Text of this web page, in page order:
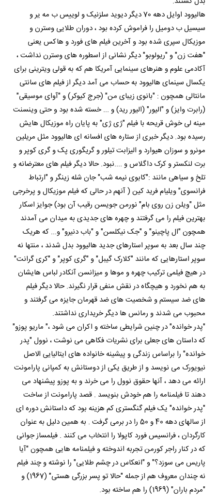
هالیوود اوایل دهه 70 دیگر دیوید سلزنیک و لوییس ب مه یر و
سیسیل ب دومیل را فراموش کرده بود ، دوران طلایی وسترن و
موزیکال سپری شده بود و آخرین فیلم های فورد و هاکس یعنی
"هفت زن" و "ریولوبو" دیگر نشانی از اسطوره های وسترن نداشت ،
آکادمی علوم و هنرهای سینمایی آمریکا هم که به قولی ویترینی برای
یکسال سینمای هالیوود به حساب می آمد دیگر از فیلم های سانتی
مانتالی همچون : "بانوی زیبای من" (جرج کیوکر) و "آوای موسیقی"
(رابرت وایز) و "الیور" (الیور رید) و ... خسته شده بود و حتی وینسنت
مینه لی خوش قریحه با فیلم "ژی ژی" به پایان راه موزیکال هایش
رسیده بود. دیگر خبری از ستاره های افسانه ای هالیوود مثل مریلین
مونرو و سوزان هیوارد و الیزابت تیلور و گریگوری پک و گری کوپر و
برت لنکستر و کرک داگلاس و ....نبود. حالا دیگر فیلم های معترضانه و
تلخ و سیاهی مانند :"کابوی نیمه شب" جان شله زینگر و "ارتباط
فرانسوی" ویلیام فرید کین ( آنهم در حالی که فیلم موزیکال و پرخرجی
مثل "ویلن زن روی بام" نورمن جویسن رقیب آن بود) جوایز اسکار
بهترین فیلم را می گرفتند و چهره های جدیدی به میدان می آمدند
همچون "ال پاچینو" و "جک نیکلسن" و "باب دنیرو" و... که هریک
چند سال بعد به سوپر استارهای جدید هالیوود بدل شدند ، منتها نه
سوپر استارهایی که مانند "کلارک گیبل" و "گری کوپر" و "کری گرانت"
در هیچ فیلمی ترکیب چهره و موها و میزانسن آنکادر لباس هایشان
به هم نخورد و هیچگاه در نقش منفی قرار نگیرند. حالا دیگر فیلم
های ضد سیستم و شخصیت های ضد قهرمان جایزه می گرفتند و
محبوب می شدند و رمانس ها دیگر خریداری نداشتند.
"پدر خوانده" در چنین شرایطی ساخته و اکران می شود ،" ماریو پوزو"
که داستان های جعلی برای نشریات فکاهی می نوشت ، نوول "پدر
خوانده" را براساس زندگی و پیشینه خانواده های ایتالیایی الاصل
نیویورک می نویسد و از طریق یکی از دوستانش به کمپانی پارامونت
ارائه می دهد ، آنها حقوق نوول را می خرند و به پوزو پیشنهاد می
دهند تا فیلمنامه را هم خودش بنویسد . قصد پارامونت از ساخت
"پدر خوانده" یک فیلم گنگستری کم هزینه بود که داستانش دوره ای
از سالهای دهه 40 و 50 را در برمی گرفت . به همین دلیل به عنوان
کارگردان ، فرانسیس فورد کاپولا را انتخاب می کنند . فیلمساز جوانی
که در کنار راجر کورمن تجربه اندوخته و فیلمنامه هایی همچون "آیا
پاریس می سوزد؟" و "انعکاس در چشم طلایی" را نوشته و چند فیلم
نه چندان معروف هم از جمله "حالا تو پسر بزرگی هستی" (1967) و
"مردم باران" (1969) را هم ساخته بود.